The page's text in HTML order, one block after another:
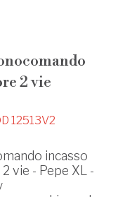
2 vie
12513V2
incasso
vie - Pepe XL -